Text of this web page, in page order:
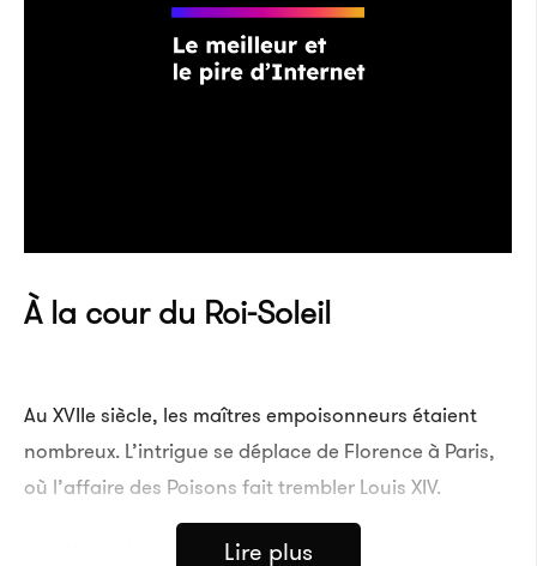
À la cour du Roi-Soleil
Au XVIIe siècle, les maîtres empoisonneurs étaient
nombreux. L’intrigue se déplace de Florence à Paris,
où l’affaire des Poisons fait trembler Louis XIV.
Lire plus